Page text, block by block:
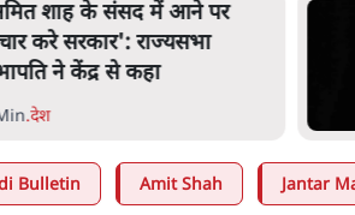
का 2.32 करोड़ रोज़ाना खर्चः
सरकार ने विज्ञापनों पर उड़ाने में
3.0 को भी पीछे छोड़ा
.उत्तर प्रदेश
Bulletin Amit Shah Jantar